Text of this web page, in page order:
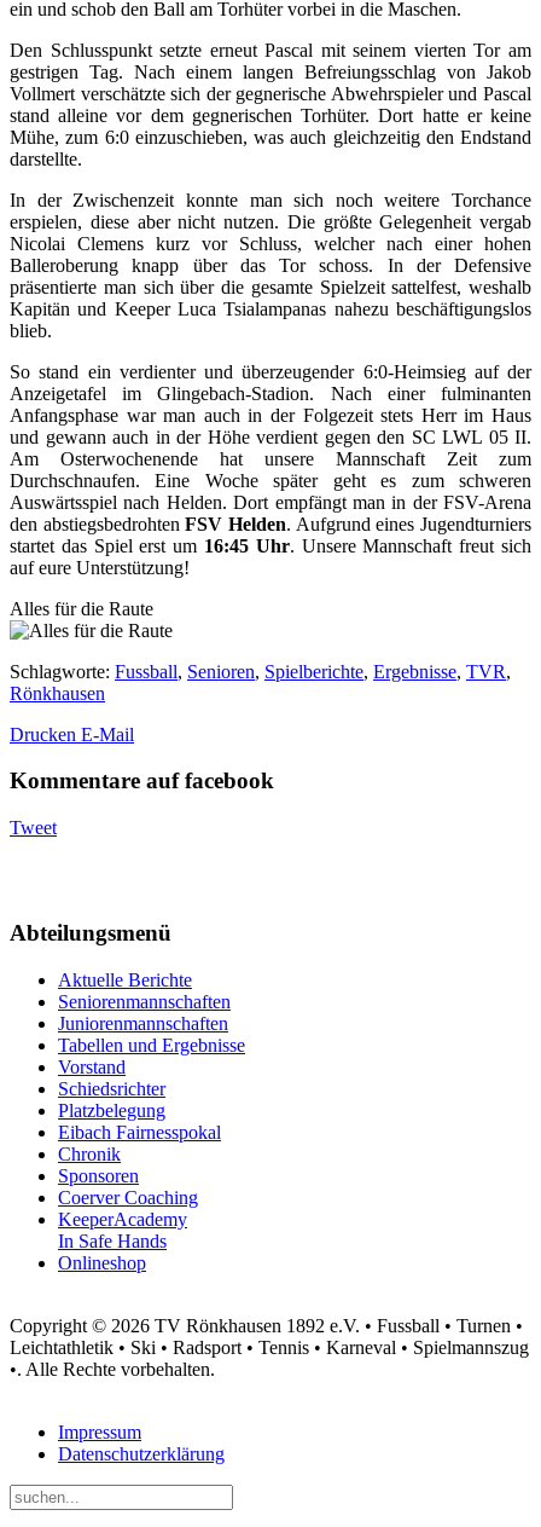
ein und schob den Ball am Torhüter vorbei in die Maschen.
Den Schlusspunkt setzte erneut Pascal mit seinem vierten Tor am
gestrigen Tag. Nach einem langen Befreiungsschlag von Jakob
Vollmert verschätzte sich der gegnerische Abwehrspieler und Pascal
stand alleine vor dem gegnerischen Torhüter. Dort hatte er keine
Mühe, zum 6:0 einzuschieben, was auch gleichzeitig den Endstand
darstellte.
In der Zwischenzeit konnte man sich noch weitere Torchance
erspielen, diese aber nicht nutzen. Die größte Gelegenheit vergab
Nicolai Clemens kurz vor Schluss, welcher nach einer hohen
Balleroberung knapp über das Tor schoss. In der Defensive
präsentierte man sich über die gesamte Spielzeit sattelfest, weshalb
Kapitän und Keeper Luca Tsialampanas nahezu beschäftigungslos
blieb.
So stand ein verdienter und überzeugender 6:0-Heimsieg auf der
Anzeigetafel im Glingebach-Stadion. Nach einer fulminanten
Anfangsphase war man auch in der Folgezeit stets Herr im Haus
und gewann auch in der Höhe verdient gegen den SC LWL 05 II.
Am Osterwochenende hat unsere Mannschaft Zeit zum
Durchschnaufen. Eine Woche später geht es zum schweren
Auswärtsspiel nach Helden. Dort empfängt man in der FSV-Arena
den abstiegsbedrohten FSV Helden. Aufgrund eines Jugendturniers
startet das Spiel erst um 16:45 Uhr. Unsere Mannschaft freut sich
auf eure Unterstützung!
Alles für die Raute
Schlagworte: Fussball, Senioren, Spielberichte, Ergebnisse, TVR,
Rönkhausen
Drucken E-Mail
Kommentare auf facebook
Tweet
Abteilungsmenü
Aktuelle Berichte
Seniorenmannschaften
Juniorenmannschaften
Tabellen und Ergebnisse
Vorstand
Schiedsrichter
Platzbelegung
Eibach Fairnesspokal
Chronik
Sponsoren
Coerver Coaching
KeeperAcademy
In Safe Hands
Onlineshop
Copyright © 2026 TV Rönkhausen 1892 e.V. • Fussball • Turnen •
Leichtathletik • Ski • Radsport • Tennis • Karneval • Spielmannszug
•. Alle Rechte vorbehalten.
Impressum
Datenschutzerklärung